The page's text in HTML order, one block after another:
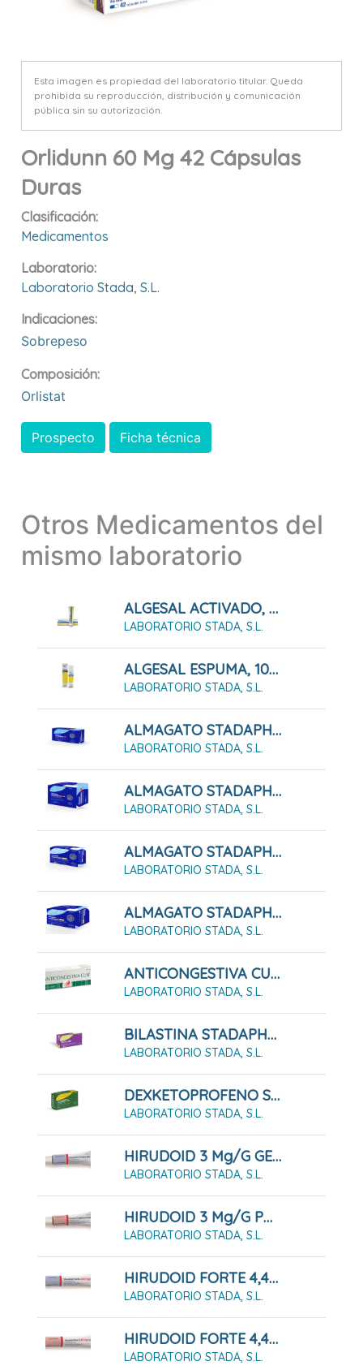
Esta imagen es propiedad del laboratorio titular. Queda
prohibida su reproducción, distribución y comunicación
pública sin su autorización.
Orlidunn 60 Mg 42 Cápsulas
Duras
Clasificación:
Medicamentos
Laboratorio:
Laboratorio Stada, S.l.
Indicaciones:
Sobrepeso
Composición:
Orlistat
Prospecto Ficha técnica
Otros Medicamentos del
mismo laboratorio
ALGESAL ACTIVADO, 60 G
LABORATORIO STADA, S.L.
ALGESAL ESPUMA, 100 G
LABORATORIO STADA, S.L.
ALMAGATO STADAPHARM 1,5 G SUSPENSIÓN ORAL 12 SOBRES
LABORATORIO STADA, S.L.
ALMAGATO STADAPHARM 1,5 G SUSPENSIÓN ORAL 24 SOBRES
LABORATORIO STADA, S.L.
ALMAGATO STADAPHARM 500 24 COMPRIMIDOS MASTICABLES
LABORATORIO STADA, S.L.
ALMAGATO STADAPHARM 500 48 COMPRIMIDOS MASTICABLES
LABORATORIO STADA, S.L.
ANTICONGESTIVA CUSÍ (Pasta Lassar) PASTA CUTANEA 45G
LABORATORIO STADA, S.L.
BILASTINA STADAPHARM 20mg Comprimidos EFG
LABORATORIO STADA, S.L.
DEXKETOPROFENO STADAPHARM 25 MG SOLUCION ORAL EFG
LABORATORIO STADA, S.L.
HIRUDOID 3 Mg/g GEL , 1 Tubo De 40 G
LABORATORIO STADA, S.L.
HIRUDOID 3 Mg/g POMADA , 1 Tubo De 40 G
LABORATORIO STADA, S.L.
HIRUDOID FORTE 4,45 Mg/g GEL , 1 Tubo De 60 G
LABORATORIO STADA, S.L.
HIRUDOID FORTE 4,45 Mg/g POMADA , 1 Tubo De 60 G
LABORATORIO STADA, S.L.